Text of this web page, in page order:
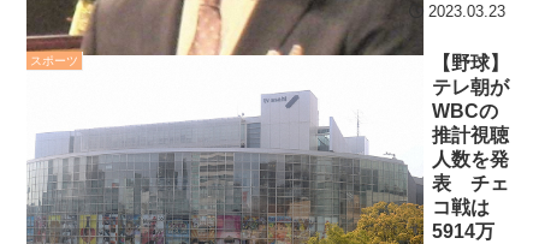
ンが“まんまジャニーズ”とフ
ァン衝撃
Powered by livedoor 相
互RSS
2023.03.23
スポーツ
【野球】
テレ朝が
WBCの
推計視聴
人数を発
表 チェ
コ戦は
5914万